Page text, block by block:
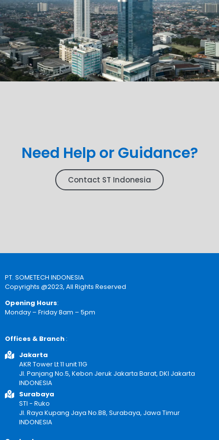
Need Help or Guidance?
Contact ST Indonesia
PT. SOMETECH INDONESIA
Copyrights @2023, All Rights Reserved
Opening Hours:
Monday – Friday 8am – 5pm
Offices & Branch :
Jakarta
AKR Tower Lt 11 unit 11G
Jl. Panjang No.5, Kebon Jeruk Jakarta Barat, DKI Jakarta
INDONESIA
Surabaya
STI - Ruko
Jl. Raya Kupang Jaya No.B8, Surabaya, Jawa Timur
INDONESIA